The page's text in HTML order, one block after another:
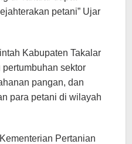
petani” Ujar
Kabupaten Takalar
sektor
pangan, dan
para petani di wilayah
Pertanian